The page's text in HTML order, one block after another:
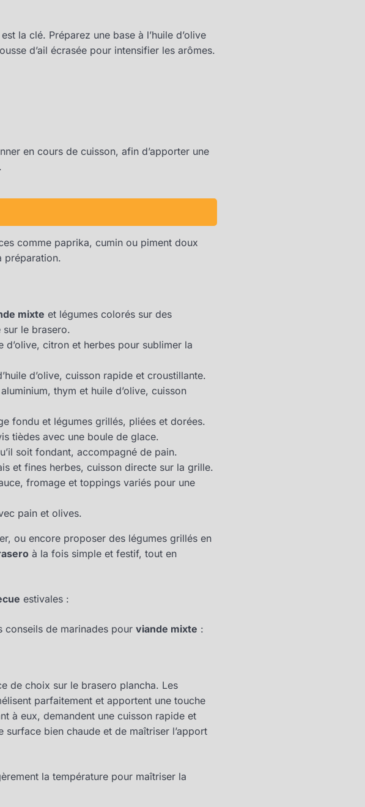
la clé. Préparez une base à l’huile d’olive
d’ail écrasée pour intensifier les arômes.
en cours de cuisson, afin d’apporter une
.
comme paprika, cumin ou piment doux
préparation.
mixte et légumes colorés sur des
sur le brasero.
citron et herbes pour sublimer la
d’olive, cuisson rapide et croustillante.
thym et huile d’olive, cuisson
fondu et légumes grillés, pliées et dorées.
tièdes avec une boule de glace.
soit fondant, accompagné de pain.
et fines herbes, cuisson directe sur la grille.
fromage et toppings variés pour une
pain et olives.
ou encore proposer des légumes grillés en
à la fois simple et festif, tout en
estivales :
conseils de marinades pour viande mixte :
de choix sur le brasero plancha. Les
parfaitement et apportent une touche
à eux, demandent une cuisson rapide et
bien chaude et de maîtriser l’apport
la température pour maîtriser la